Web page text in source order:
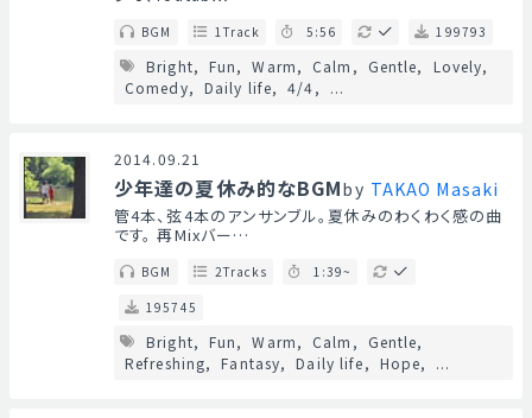
BGM 1Track 5:56 199793
Bright Fun Warm Calm Gentle
Lovely
Comedy
Daily life 4/4 ...
2014.09.21
少年達の夏休み的なBGMby TAKAO Masaki
管4本、弦4本のアンサンブル。夏休みのわくわく感の曲
です。 再Mixバー…
BGM 2Tracks
1:39~
195745
Bright Fun Warm Calm
Gentle
Refreshing
Fantasy Daily life Hope ...